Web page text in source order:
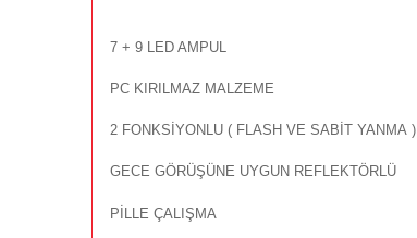
7 + 9 LED AMPUL
PC KIRILMAZ MALZEME
2 FONKSİYONLU ( FLASH VE SABİT YANMA )
GECE GÖRÜŞÜNE UYGUN REFLEKTÖRLÜ
PİLLE ÇALIŞMA